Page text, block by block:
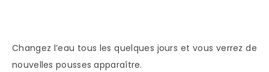
Changez l’eau tous les quelques jours et vous verrez de
nouvelles pousses apparaître.